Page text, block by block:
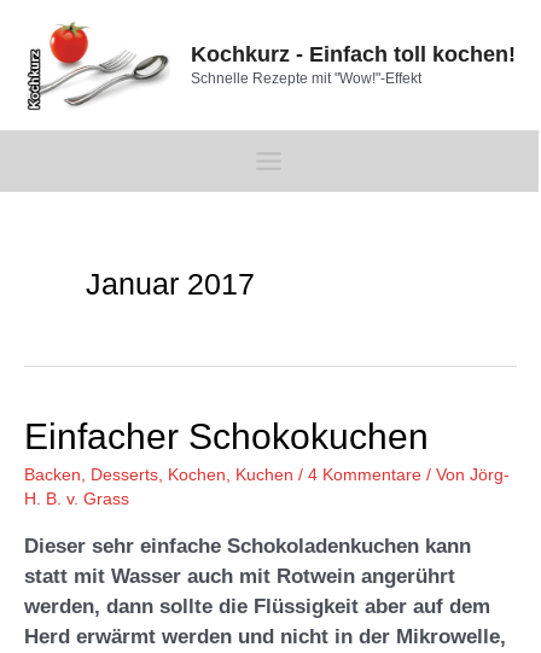
Inhalt
springen
Kochkurz - Einfach toll kochen!
Schnelle Rezepte mit "Wow!"-Effekt
Main
Januar 2017
Einfacher Schokokuchen
Backen Desserts Kochen Kuchen / 4 Kommentare / Von Jörg-
H. B. v. Grass
Dieser sehr einfache Schokoladenkuchen kann
statt mit Wasser auch mit Rotwein angerührt
werden, dann sollte die Flüssigkeit aber auf dem
Herd erwärmt werden und nicht in der Mikrowelle,